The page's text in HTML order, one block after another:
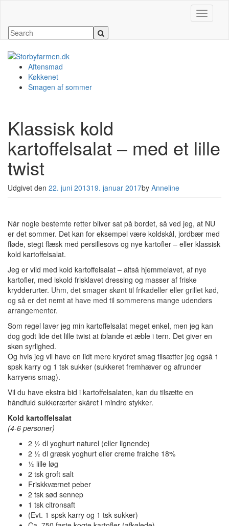
Slå
Aftensmad
Køkkenet
Smagen af sommer
Klassisk kold
kartoffelsalat – med et lille
twist
Udgivet den 22. juni 201319. januar 2017by Anneline
Når nogle bestemte retter bliver sat på bordet, så ved jeg, at NU
er det sommer. Det kan for eksempel være koldskål, jordbær med
fløde, stegt flæsk med persillesovs og nye kartofler – eller klassisk
kold kartoffelsalat.
Jeg er vild med kold kartoffelsalat – altså hjemmelavet, af nye
kartofler, med iskold frisklavet dressing og masser af friske
krydderurter. Uhm, det smager skønt til frikadeller eller grillet kød,
og så er det nemt at have med til sommerens mange udendørs
arrangementer.
Som regel laver jeg min kartoffelsalat meget enkel, men jeg kan
dog godt lide det lille twist at iblande et æble i tern. Det giver en
skøn syrlighed.
Og hvis jeg vil have en lidt mere krydret smag tilsætter jeg også 1
spsk karry og 1 tsk sukker (sukkeret fremhæver og afrunder
karryens smag).
Vil du have ekstra bid i kartoffelsalaten, kan du tilsætte en
håndfuld sukkerærter skåret i mindre stykker.
Kold kartoffelsalat
(4-6 personer)
2 ½ dl yoghurt naturel (eller lignende)
2 ½ dl græsk yoghurt eller creme fraiche 18%
½ lille løg
2 tsk groft salt
Friskkværnet peber
2 tsk sød sennep
1 tsk citronsaft
(Evt. 1 spsk karry og 1 tsk sukker)